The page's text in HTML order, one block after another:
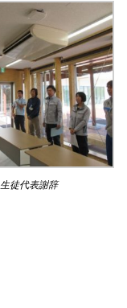
生徒代表謝辞